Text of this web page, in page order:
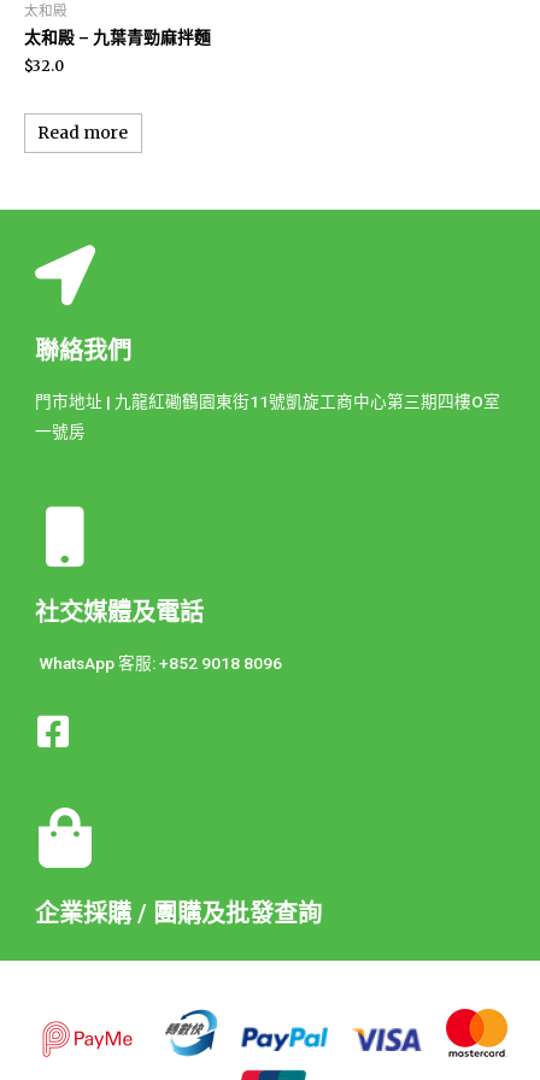
太和殿
太和殿 – 九葉青勁麻拌麵
$32.0
Read more
聯絡我們
門市地址 | 九龍紅磡鶴園東街11號凱旋工商中心第三期四樓O室
一號房
社交媒體及電話
WhatsApp 客服: +852 9018 8096
企業採購 / 團購及批發查詢